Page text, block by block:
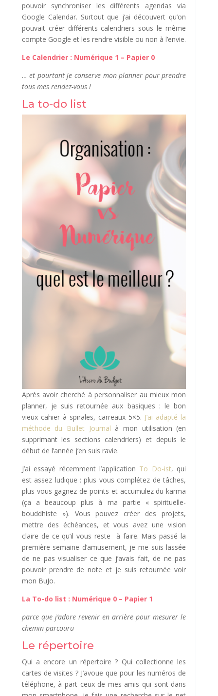
pouvoir synchroniser les différents agendas via
Google Calendar. Surtout que j’ai découvert qu’on
pouvait créer différents calendriers sous le même
compte Google et les rendre visible ou non à l’envie.
Le Calendrier : Numérique 1 – Papier 0
… et pourtant je conserve mon planner pour prendre
tous mes rendez-vous !
La to-do list
Après avoir cherché à personnaliser au mieux mon
planner, je suis retournée aux basiques : le bon
vieux cahier à spirales, carreaux 5×5. J’ai adapté la
méthode du Bullet Journal à mon utilisation (en
supprimant les sections calendriers) et depuis le
début de l’année j’en suis ravie.
J’ai essayé récemment l’application To Do-ist, qui
est assez ludique : plus vous complétez de tâches,
plus vous gagnez de points et accumulez du karma
(ça a beaucoup plus à ma partie « spirituelle-
bouddhiste »). Vous pouvez créer des projets,
mettre des échéances, et vous avez une vision
claire de ce qu’il vous reste à faire. Mais passé la
première semaine d’amusement, je me suis lassée
de ne pas visualiser ce que j’avais fait, de ne pas
pouvoir prendre de note et je suis retournée voir
mon BuJo.
La To-do list : Numérique 0 – Papier 1
parce que j’adore revenir en arrière pour mesurer le
chemin parcouru
Le répertoire
Qui a encore un répertoire ? Qui collectionne les
cartes de visites ? J’avoue que pour les numéros de
téléphone, à part ceux de mes amis qui sont dans